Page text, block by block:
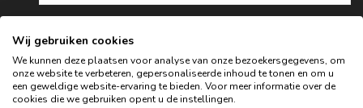
Wij gebruiken cookies
We kunnen deze plaatsen voor analyse van onze bezoekersgegevens, om
onze website te verbeteren, gepersonaliseerde inhoud te tonen en om u
een geweldige website-ervaring te bieden. Voor meer informatie over de
cookies die we gebruiken opent u de instellingen.